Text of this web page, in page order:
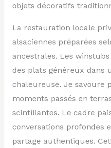
objets décoratifs
La restauration locale
alsaciennes préparées
ancestrales. Les
des plats généreux dans
chaleureuse. Je savoure
moments passés en
scintillantes. Le cadre
conversations profondes
partage authentiques.